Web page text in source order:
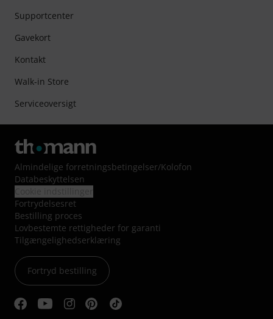
Supportcenter
Gavekort
Kontakt
Walk-in Store
Serviceoversigt
Almindelige forretningsbetingelser/Kolofon
Databeskyttelsen
Fortrydelsesret
Bestilling proces
Lovbestemte rettigheder for garanti
Tilgængelighedserklæring
Fortryd bestilling